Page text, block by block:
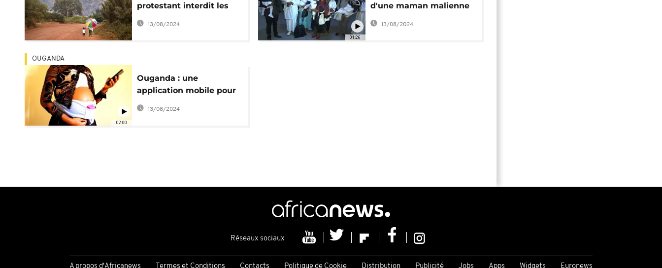
protestant interdit les
avortements dans ses
cliniques
13/08/2024
01:26
d'une maman malienne
et de ses nonuplés
13/08/2024
02:00
OUGANDA
Ouganda : une
application mobile pour
surveiller son foetus
13/08/2024
Réseaux sociaux
A propos d'Africanews Termes et Conditions Contacts Politique de Cookie Distribution Publicité Jobs Apps Widgets Euronews